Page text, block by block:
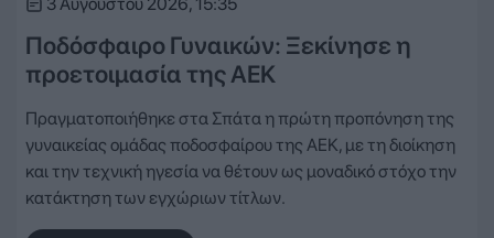
Ποδόσφαιρο Γυναικών: Ξεκίνησε η
προετοιμασία της ΑΕΚ
Πραγματοποιήθηκε στα Σπάτα η πρώτη προπόνηση της
γυναικείας ομάδας ποδοσφαίρου της ΑΕΚ, με τη διοίκηση
και την τεχνική ηγεσία να θέτουν ως μοναδικό στόχο την
κατάκτηση των εγχώριων τίτλων.